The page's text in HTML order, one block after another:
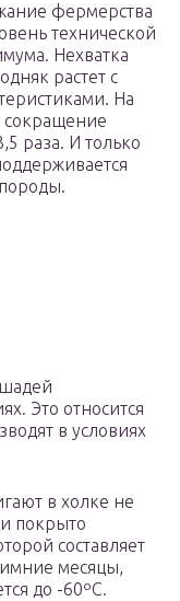
фермерства
технической
Нехватка
растет с
На
сокращение
раза. И только
Это относится
в условиях
в холке не
покрыто
составляет
месяцы,
до -60ºС.